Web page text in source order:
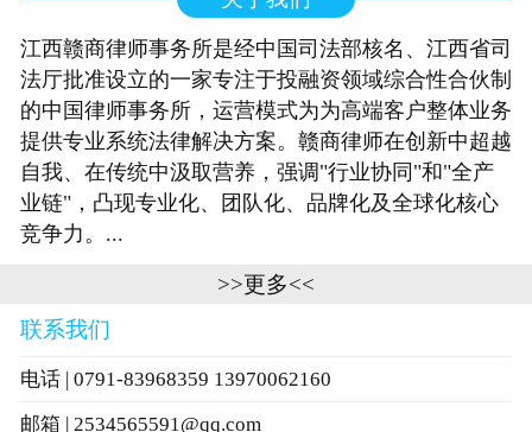
江西赣商律师事务所是经中国司法部核名、江西省司
法厅批准设立的一家专注于投融资领域综合性合伙制
的中国律师事务所，运营模式为为高端客户整体业务
提供专业系统法律解决方案。赣商律师在创新中超越
自我、在传统中汲取营养，强调"行业协同"和"全产
业链"，凸现专业化、团队化、品牌化及全球化核心
竞争力。...
>>更多<<
联系我们
电话 | 0791-83968359 13970062160
邮箱 | 2534565591@qq.com